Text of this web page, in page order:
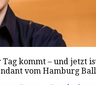
kommt – und
vom Hamburg